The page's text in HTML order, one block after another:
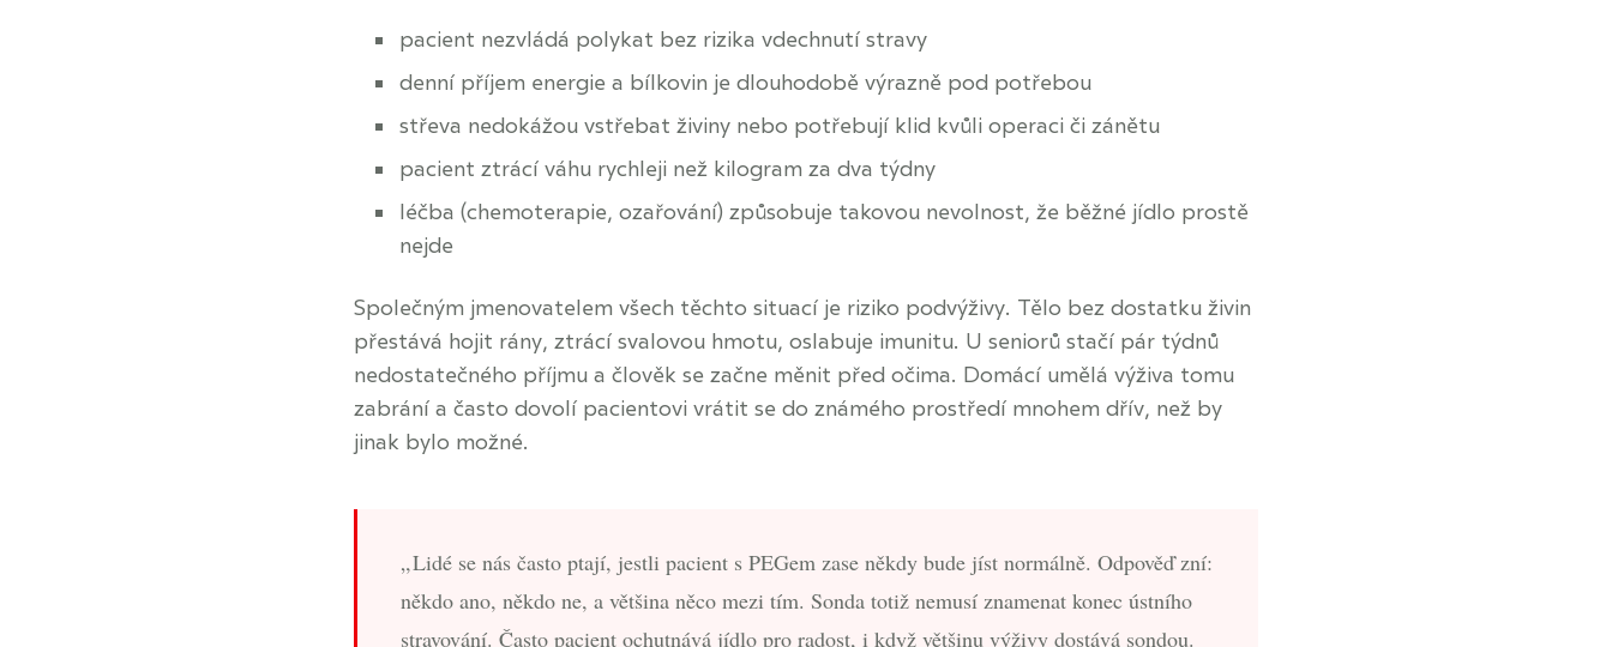
pacient nezvládá polykat bez rizika vdechnutí stravy
denní příjem energie a bílkovin je dlouhodobě výrazně pod potřebou
střeva nedokážou vstřebat živiny nebo potřebují klid kvůli operaci či zánětu
pacient ztrácí váhu rychleji než kilogram za dva týdny
léčba (chemoterapie, ozařování) způsobuje takovou nevolnost, že běžné jídlo prostě
nejde
Společným jmenovatelem všech těchto situací je riziko podvýživy. Tělo bez dostatku živin
přestává hojit rány, ztrácí svalovou hmotu, oslabuje imunitu. U seniorů stačí pár týdnů
nedostatečného příjmu a člověk se začne měnit před očima. Domácí umělá výživa tomu
zabrání a často dovolí pacientovi vrátit se do známého prostředí mnohem dřív, než by
jinak bylo možné.
Lidé se nás často ptají, jestli pacient s PEGem zase někdy bude jíst normálně. Odpověď zní:
někdo ano, někdo ne, a většina něco mezi tím. Sonda totiž nemusí znamenat konec ústního
stravování. Často pacient ochutnává jídlo pro radost, i když většinu výživy dostává sondou.